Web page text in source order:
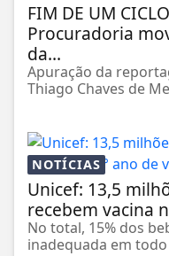
FIM DE UM
Procuradoria
da...
Apuração da
Thiago Chaves de
NOTÍCIAS
Unicef: 13,5
recebem vacina
No total, 15% dos
inadequada em